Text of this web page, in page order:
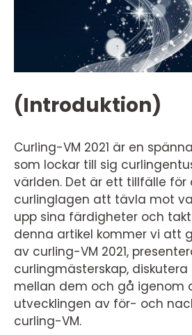
(Introduktion)
Curling-VM 2021 är en
som lockar till sig
världen. Det är ett tillfälle för
curlinglagen att tävla mot
upp sina färdigheter och
denna artikel kommer vi att
av curling-VM 2021,
curlingmästerskap, diskutera
mellan dem och gå igenom
utvecklingen av för- och
curling-VM.